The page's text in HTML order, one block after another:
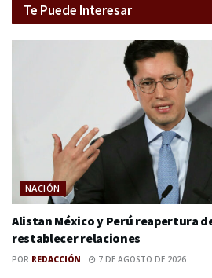
Te Puede Interesar
NACIÓN
Alistan México y Perú reapertura
restablecer relaciones
POR REDACCIÓN 7 DE AGOSTO DE 2026